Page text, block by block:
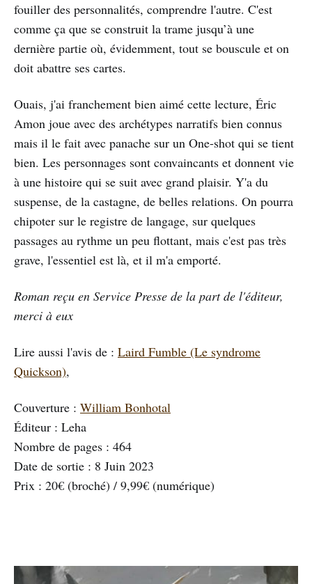
fouiller des personnalités, comprendre l'autre. C'est
comme ça que se construit la trame jusqu’à une
dernière partie où, évidemment, tout se bouscule et on
doit abattre ses cartes.
Ouais, j'ai franchement bien aimé cette lecture, Éric
Amon joue avec des archétypes narratifs bien connus
mais il le fait avec panache sur un One-shot qui se tient
bien. Les personnages sont convaincants et donnent vie
à une histoire qui se suit avec grand plaisir. Y'a du
suspense, de la castagne, de belles relations. On pourra
chipoter sur le registre de langage, sur quelques
passages au rythme un peu flottant, mais c'est pas très
grave, l'essentiel est là, et il m'a emporté.
Roman reçu en Service Presse de la part de l'éditeur,
merci à eux
Lire aussi l'avis de : Laird Fumble (Le syndrome
Quickson),
Couverture : William Bonhotal
Éditeur : Leha
Nombre de pages : 464
Date de sortie : 8 Juin 2023
Prix : 20€ (broché) / 9,99€ (numérique)